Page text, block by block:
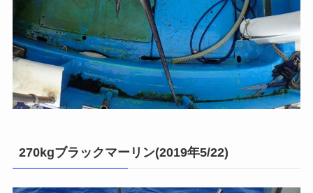
270kgブラックマーリン(2019年5/22)